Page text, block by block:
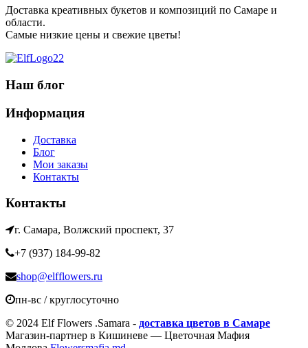
Доставка креативных букетов и композиций по Самаре и
области.
Самые низкие цены и свежие цветы!
Наш блог
Информация
Доставка
Блог
Мои заказы
Контакты
Контакты
г. Самара, Волжский проспект, 37
+7 (937) 184-99-82
shop@elfflowers.ru
пн-вс / круглосуточно
© 2024 Elf Flowers .Samara - доставка цветов в Самаре
Магазин-партнер в Кишиневе — Цветочная Мафия